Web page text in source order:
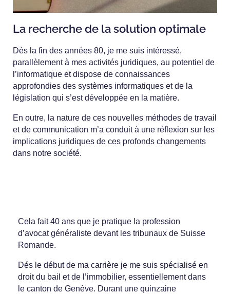
La recherche de la solution optimale
Dès la fin des années 80, je me suis intéressé,
parallèlement à mes activités juridiques, au potentiel de
l’informatique et dispose de connaissances
approfondies des systèmes informatiques et de la
législation qui s’est développée en la matière.
En outre, la nature de ces nouvelles méthodes de travail
et de communication m’a conduit à une réflexion sur les
implications juridiques de ces profonds changements
dans notre société.
Cela fait 40 ans que je pratique la profession
d’avocat généraliste devant les tribunaux de Suisse
Romande.
Dés le début de ma carrière je me suis spécialisé en
droit du bail et de l’immobilier, essentiellement dans
le canton de Genève. Durant une quinzaine